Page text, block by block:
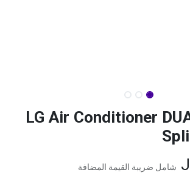
LG Air Conditioner
شامل ضريبة القيمة المضافة